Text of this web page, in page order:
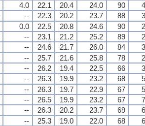
4.0 22.1 20.4 24.0 90
-- 22.3 20.2 23.7 88
0.0 22.5 20.8 24.6 90
-- 23.1 21.2 25.2 89
-- 24.6 21.7 26.0 84
-- 25.7 21.6 25.8 78
-- 26.2 19.4 22.5 66
-- 26.3 19.9 23.2 68
-- 26.3 19.7 22.9 67
-- 26.5 19.9 23.2 67
-- 26.3 20.2 23.7 69
-- 25.3 19.0 22.0 68
4.0 22.1 20.4 24.0 90
-- 22.3 20.2 23.7 88
0.0 22.5 20.8 24.6 90
-- 23.1 21.2 25.2 89
-- 24.6 21.7 26.0 84
-- 25.7 21.6 25.8 78
-- 26.2 19.4 22.5 66
-- 26.3 19.9 23.2 68
-- 26.3 19.7 22.9 67
-- 26.5 19.9 23.2 67
-- 26.3 20.2 23.7 69
-- 25.3 19.0 22.0 68
4.0 22.1 20.4 24.0 90
-- 22.3 20.2 23.7 88
0.0 22.5 20.8 24.6 90
-- 23.1 21.2 25.2 89
-- 24.6 21.7 26.0 84
-- 25.7 21.6 25.8 78
-- 26.2 19.4 22.5 66
-- 26.3 19.9 23.2 68
-- 26.3 19.7 22.9 67
-- 26.5 19.9 23.2 67
-- 26.3 20.2 23.7 69
-- 25.3 19.0 22.0 68
4.0 22.1 20.4 24.0 90
-- 22.3 20.2 23.7 88
0.0 22.5 20.8 24.6 90
-- 23.1 21.2 25.2 89
-- 24.6 21.7 26.0 84
-- 25.7 21.6 25.8 78
-- 26.2 19.4 22.5 66
-- 26.3 19.9 23.2 68
-- 26.3 19.7 22.9 67
-- 26.5 19.9 23.2 67
-- 26.3 20.2 23.7 69
-- 25.3 19.0 22.0 68